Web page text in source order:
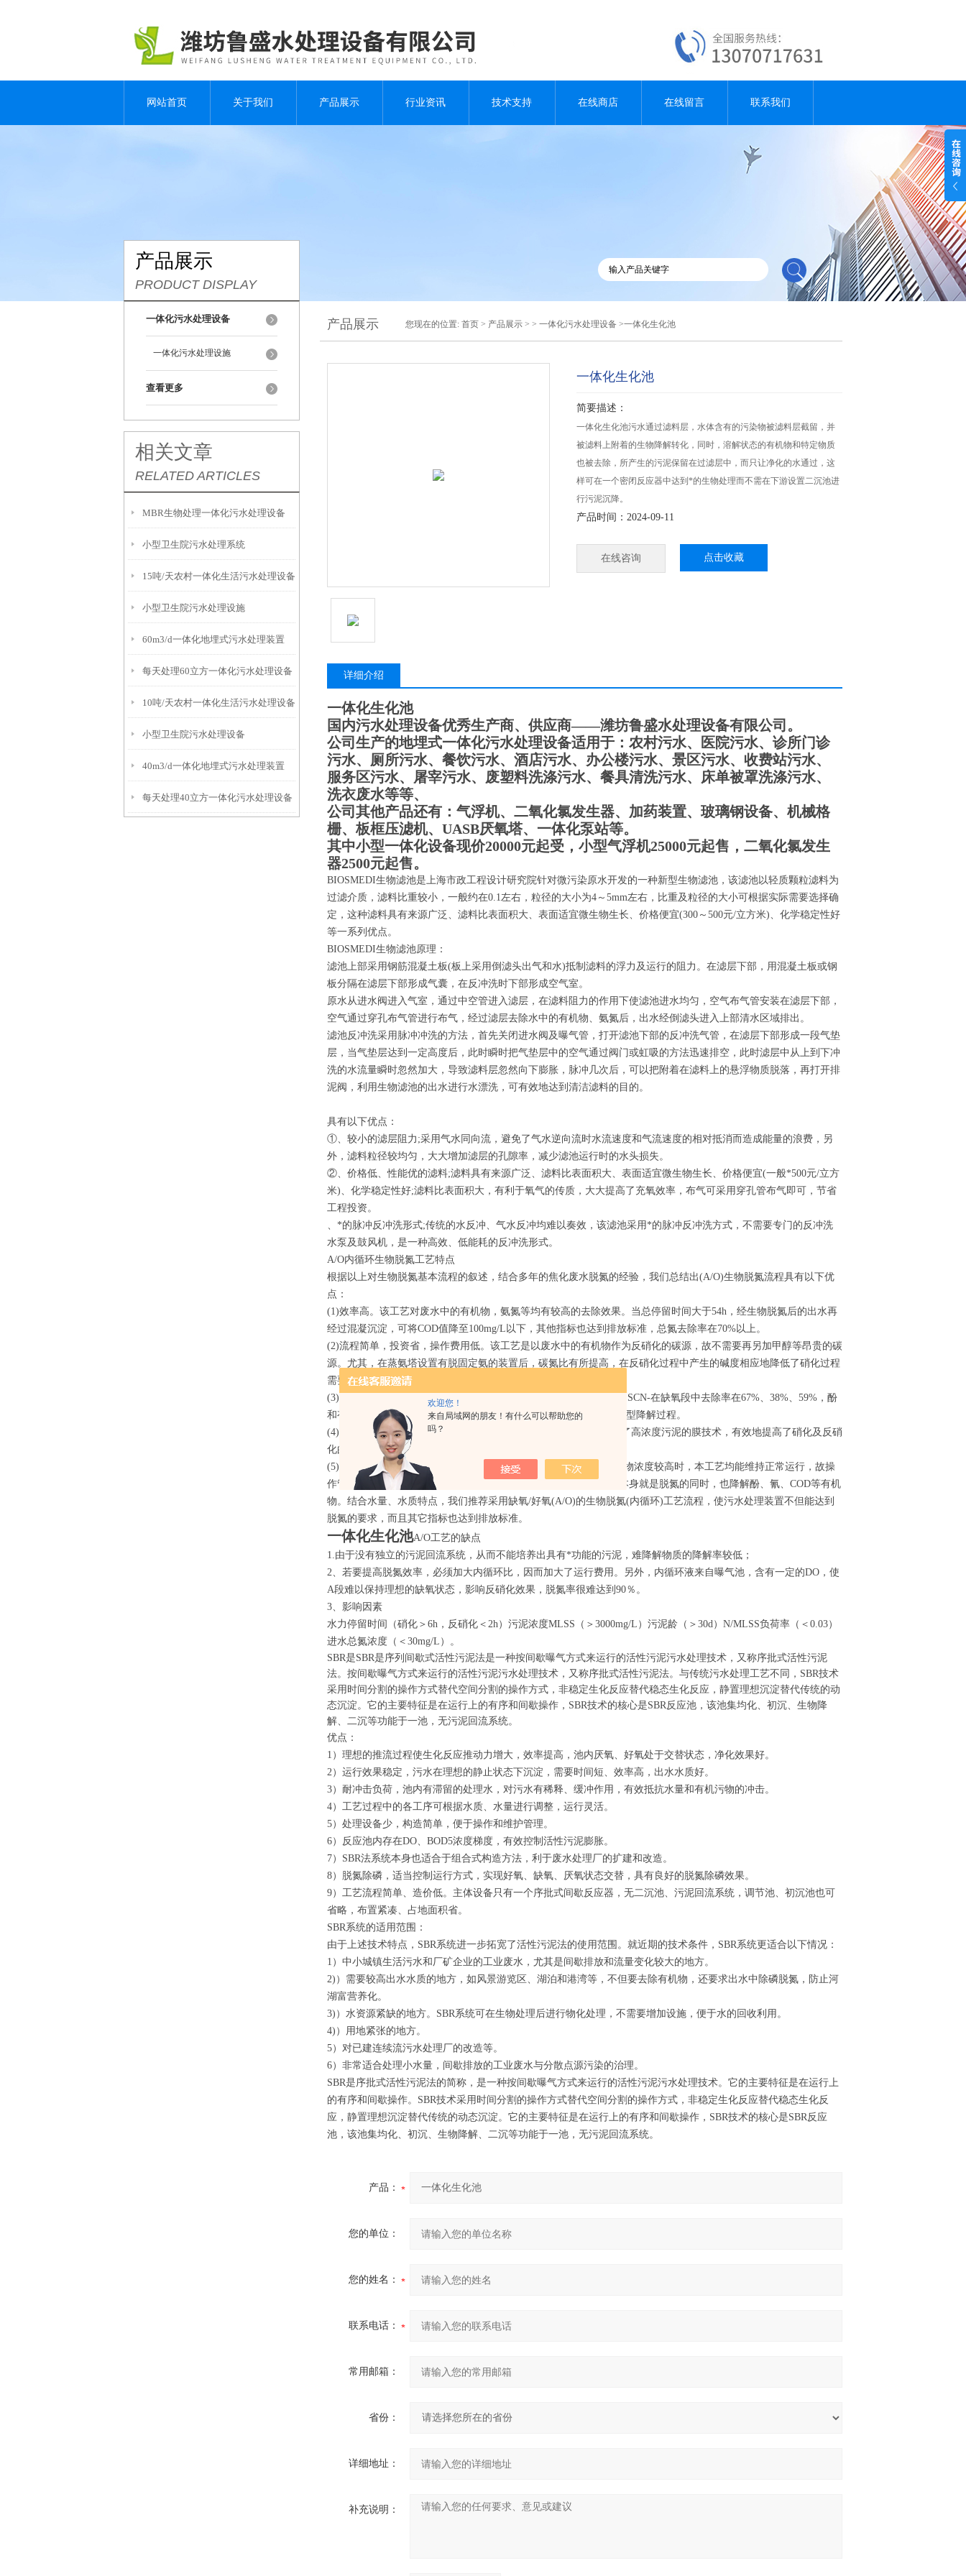
欢迎您！
来自局域网的朋友！有什么可以帮助您的
吗？
网站首页 关于我们 产品展示 行业资讯 技术支持 在线商店 在线留言 联系我们
产品展示
PRODUCT DISPLAY
一体化污水处理设备
一体化污水处理设施
查看更多
相关文章
RELATED ARTICLES
MBR生物处理一体化污水处理设备
小型卫生院污水处理系统
15吨/天农村一体化生活污水处理设备
小型卫生院污水处理设施
60m3/d一体化地埋式污水处理装置
每天处理60立方一体化污水处理设备
10吨/天农村一体化生活污水处理设备
小型卫生院污水处理设备
40m3/d一体化地埋式污水处理装置
每天处理40立方一体化污水处理设备
产品展示 您现在的位置: 首页 > 产品展示 > > 一体化污水处理设备 >一体化生化池
一体化生化池
简要描述：
一体化生化池污水通过滤料层，水体含有的污染物被滤料层截留，并
被滤料上附着的生物降解转化，同时，溶解状态的有机物和特定物质
也被去除，所产生的污泥保留在过滤层中，而只让净化的水通过，这
样可在一个密闭反应器中达到*的生物处理而不需在下游设置二沉池进
行污泥沉降。
产品时间：2024-09-11
在线咨询 点击收藏
详细介绍
一体化生化池
国内污水处理设备优秀生产商、供应商——潍坊鲁盛水处理设备有限公司。
公司生产的地埋式一体化污水处理设备适用于：农村污水、医院污水、诊所门诊
污水、厕所污水、餐饮污水、酒店污水、办公楼污水、景区污水、收费站污水、
服务区污水、屠宰污水、废塑料洗涤污水、餐具清洗污水、床单被罩洗涤污水、
洗衣废水等等、
公司其他产品还有：气浮机、二氧化氯发生器、加药装置、玻璃钢设备、机械格
栅、板框压滤机、UASB厌氧塔、一体化泵站等。
其中小型一体化设备现价20000元起受，小型气浮机25000元起售，二氧化氯发生
器2500元起售。
BIOSMEDI生物滤池是上海市政工程设计研究院针对微污染原水开发的一种新型生物滤池，该滤池以轻质颗粒滤料为
过滤介质，滤料比重较小，一般约在0.1左右，粒径的大小为4～5mm左右，比重及粒径的大小可根据实际需要选择确
定，这种滤料具有来源广泛、滤料比表面积大、表面适宜微生物生长、价格便宜(300～500元/立方米)、化学稳定性好
等一系列优点。
BIOSMEDI生物滤池原理：
滤池上部采用钢筋混凝土板(板上采用倒滤头出气和水)抵制滤料的浮力及运行的阻力。在滤层下部，用混凝土板或钢
板分隔在滤层下部形成气囊，在反冲洗时下部形成空气室。
原水从进水阀进入气室，通过中空管进入滤层，在滤料阻力的作用下使滤池进水均匀，空气布气管安装在滤层下部，
空气通过穿孔布气管进行布气，经过滤层去除水中的有机物、氨氮后，出水经倒滤头进入上部清水区域排出。
滤池反冲洗采用脉冲冲洗的方法，首先关闭进水阀及曝气管，打开滤池下部的反冲洗气管，在滤层下部形成一段气垫
层，当气垫层达到一定高度后，此时瞬时把气垫层中的空气通过阀门或虹吸的方法迅速排空，此时滤层中从上到下冲
洗的水流量瞬时忽然加大，导致滤料层忽然向下膨胀，脉冲几次后，可以把附着在滤料上的悬浮物质脱落，再打开排
泥阀，利用生物滤池的出水进行水漂洗，可有效地达到清洁滤料的目的。
具有以下优点：
①、较小的滤层阻力;采用气水同向流，避免了气水逆向流时水流速度和气流速度的相对抵消而造成能量的浪费，另
外，滤料粒径较均匀，大大增加滤层的孔隙率，减少滤池运行时的水头损失。
②、价格低、性能优的滤料;滤料具有来源广泛、滤料比表面积大、表面适宜微生物生长、价格便宜(一般*500元/立方
米)、化学稳定性好;滤料比表面积大，有利于氧气的传质，大大提高了充氧效率，布气可采用穿孔管布气即可，节省
工程投资。
、*的脉冲反冲洗形式;传统的水反冲、气水反冲均难以奏效，该滤池采用*的脉冲反冲洗方式，不需要专门的反冲洗
水泵及鼓风机，是一种高效、低能耗的反冲洗形式。
A/O内循环生物脱氮工艺特点
根据以上对生物脱氮基本流程的叙述，结合多年的焦化废水脱氮的经验，我们总结出(A/O)生物脱氮流程具有以下优
点：
(1)效率高。该工艺对废水中的有机物，氨氮等均有较高的去除效果。当总停留时间大于54h，经生物脱氮后的出水再
经过混凝沉淀，可将COD值降至100mg/L以下，其他指标也达到排放标准，总氮去除率在70%以上。
(2)流程简单，投资省，操作费用低。该工艺是以废水中的有机物作为反硝化的碳源，故不需要再另加甲醇等昂贵的碳
源。尤其，在蒸氨塔设置有脱固定氨的装置后，碳氮比有所提高，在反硝化过程中产生的碱度相应地降低了硝化过程
需要的碱耗。
(3)缺氧反硝化过程对污染物具有较高的降解效率。如COD、BOD5和SCN-在缺氧段中去除率在67%、38%、59%，酚
和有机物的去除率分别为62%和36%，故反硝化反应是为经济的节能型降解过程。
(4)容积负荷高。由于硝化阶段采用了强化生化，反硝化阶段又采用了高浓度污泥的膜技术，有效地提高了硝化及反硝
化的污泥浓度，与国外同类工艺相比，具有较高的容积负荷。
(5)缺氧/好氧工艺的耐负荷冲击能力强。当进水水质波动较大或污染物浓度较高时，本工艺均能维持正常运行，故操
作管理也很简单。通过以上流程的比较，不难看出，生物脱氮工艺本身就是脱氮的同时，也降解酚、氰、COD等有机
物。结合水量、水质特点，我们推荐采用缺氧/好氧(A/O)的生物脱氮(内循环)工艺流程，使污水处理装置不但能达到
脱氮的要求，而且其它指标也达到排放标准。
一体化生化池A/O工艺的缺点
1.由于没有独立的污泥回流系统，从而不能培养出具有*功能的污泥，难降解物质的降解率较低；
2、若要提高脱氮效率，必须加大内循环比，因而加大了运行费用。另外，内循环液来自曝气池，含有一定的DO，使
A段难以保持理想的缺氧状态，影响反硝化效果，脱氮率很难达到90％。
3、影响因素
水力停留时间（硝化＞6h，反硝化＜2h）污泥浓度MLSS（＞3000mg/L）污泥龄（＞30d）N/MLSS负荷率（＜0.03）
进水总氮浓度（＜30mg/L）。
SBR是SBR是序列间歇式活性污泥法是一种按间歇曝气方式来运行的活性污泥污水处理技术，又称序批式活性污泥
法。按间歇曝气方式来运行的活性污泥污水处理技术，又称序批式活性污泥法。与传统污水处理工艺不同，SBR技术
采用时间分割的操作方式替代空间分割的操作方式，非稳定生化反应替代稳态生化反应，静置理想沉淀替代传统的动
态沉淀。它的主要特征是在运行上的有序和间歇操作，SBR技术的核心是SBR反应池，该池集均化、初沉、生物降
解、二沉等功能于一池，无污泥回流系统。
优点：
1）理想的推流过程使生化反应推动力增大，效率提高，池内厌氧、好氧处于交替状态，净化效果好。
2）运行效果稳定，污水在理想的静止状态下沉淀，需要时间短、效率高，出水水质好。
3）耐冲击负荷，池内有滞留的处理水，对污水有稀释、缓冲作用，有效抵抗水量和有机污物的冲击。
4）工艺过程中的各工序可根据水质、水量进行调整，运行灵活。
5）处理设备少，构造简单，便于操作和维护管理。
6）反应池内存在DO、BOD5浓度梯度，有效控制活性污泥膨胀。
7）SBR法系统本身也适合于组合式构造方法，利于废水处理厂的扩建和改造。
8）脱氮除磷，适当控制运行方式，实现好氧、缺氧、厌氧状态交替，具有良好的脱氮除磷效果。
9）工艺流程简单、造价低。主体设备只有一个序批式间歇反应器，无二沉池、污泥回流系统，调节池、初沉池也可
省略，布置紧凑、占地面积省。
SBR系统的适用范围：
由于上述技术特点，SBR系统进一步拓宽了活性污泥法的使用范围。就近期的技术条件，SBR系统更适合以下情况：
1）中小城镇生活污水和厂矿企业的工业废水，尤其是间歇排放和流量变化较大的地方。
2)）需要较高出水水质的地方，如风景游览区、湖泊和港湾等，不但要去除有机物，还要求出水中除磷脱氮，防止河
湖富营养化。
3)）水资源紧缺的地方。SBR系统可在生物处理后进行物化处理，不需要增加设施，便于水的回收利用。
4)）用地紧张的地方。
5）对已建连续流污水处理厂的改造等。
6）非常适合处理小水量，间歇排放的工业废水与分散点源污染的治理。
SBR是序批式活性污泥法的简称，是一种按间歇曝气方式来运行的活性污泥污水处理技术。它的主要特征是在运行上
的有序和间歇操作。SBR技术采用时间分割的操作方式替代空间分割的操作方式，非稳定生化反应替代稳态生化反
应，静置理想沉淀替代传统的动态沉淀。它的主要特征是在运行上的有序和间歇操作，SBR技术的核心是SBR反应
池，该池集均化、初沉、生物降解、二沉等功能于一池，无污泥回流系统。
产品：
您的单位：
您的姓名：
联系电话：
常用邮箱：
省份：
详细地址：
补充说明：